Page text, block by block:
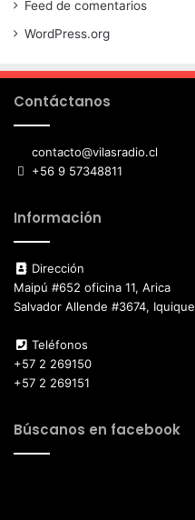
Feed de comentarios
WordPress.org
Contáctanos
contacto@vilasradio.cl
+56 9 57348811
Información
Dirección
Maipú #652 oficina 11, Arica
Salvador Allende #3674, Iquique
Teléfonos
+57 2 269150
+57 2 269151
Búscanos en facebook